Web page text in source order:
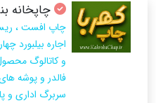
چاپخانه
چاپ افست ،
اجاره بیلبورد
و کاتالوگ
فالدر و پوشه
سربرگ اداری و